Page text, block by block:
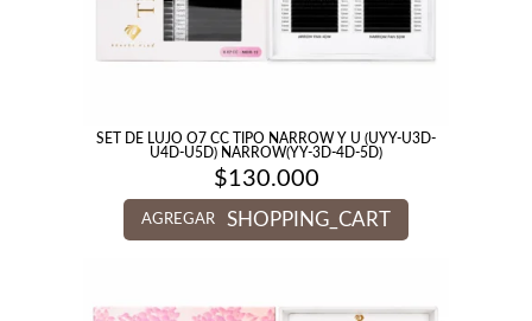
SET DE LUJO O7 CC TIPO NARROW Y U (UYY-U3D-
U4D-U5D) NARROW(YY-3D-4D-5D)
$130.000
AGREGAR SHOPPING_CART